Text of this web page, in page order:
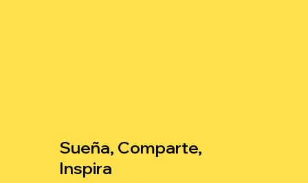
Sueña, Comparte,
Inspira